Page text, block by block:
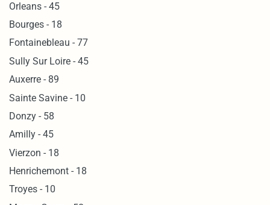
Orleans - 45
Bourges - 18
Fontainebleau - 77
Sully Sur Loire - 45
Auxerre - 89
Sainte Savine - 10
Donzy - 58
Amilly - 45
Vierzon - 18
Henrichemont - 18
Troyes - 10